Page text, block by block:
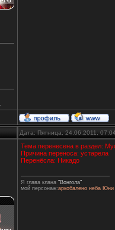
Дата: Пятница, 24.06.2011,
Тема перенесена в раздел:
Причина переноса: устарела
Перенёсла: Никадо
Я глава клана "Вонгола"
мой персонаж:аркобалено неба Юни